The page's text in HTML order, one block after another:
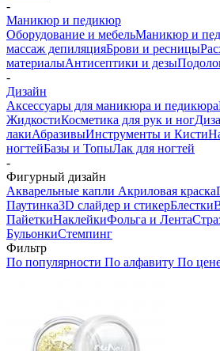
-
Маникюр и педикюр
Оборудование и мебельМаникюр и
массаж депиляцияБрови и ресницы
материалыАнтисептики и дезы
-
Дизайн
Аксессуары для маникюра и педикюра
ЖидкостиКосметика для рук и ног
лакиАбразивыИнструменты и Кисти
ногтейБазы и ТопыЛак для ногтей
-
Фигурный дизайн
Акварельные капли Акриловая краска
Паутинка3D слайдер и стикерБлестки
ПайеткиНаклейкиФольга и Лента
БульонкиСтемпинг
Фильтр
По популярности По алфавиту По